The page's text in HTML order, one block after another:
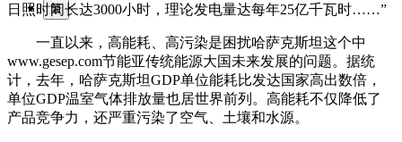
繁
日照时间长达3000小时，理论发电量达每年25亿千瓦时……”
一直以来，高能耗、高污染是困扰哈萨克斯坦这个中
www.gesep.com节能亚传统能源大国未来发展的问题。据统
计，去年，哈萨克斯坦GDP单位能耗比发达国家高出数倍，
单位GDP温室气体排放量也居世界前列。高能耗不仅降低了
产品竞争力，还严重污染了空气、土壤和水源。